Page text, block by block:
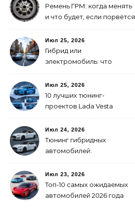
Ремень ГРМ: когда менять
и что будет, если порвётся
Июл 25, 2026
Гибрид или
электромобиль: что
Июл 25, 2026
10 лучших тюнинг-
проектов Lada Vesta
Июл 24, 2026
Тюнинг гибридных
автомобилей:
бензиновая части
Июл 23, 2026
Топ-10 самых ожидаемых
автомобилей 2026 года